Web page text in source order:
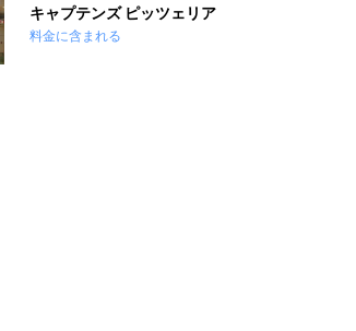
キャプテンズ ピッツェリア
料金に含まれる